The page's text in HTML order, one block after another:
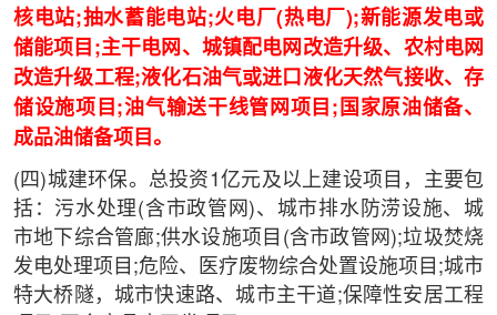
核电站;抽水蓄能电站;火电厂(热电厂);新能源发电或
储能项目;主干电网、城镇配电网改造升级、农村电网
改造升级工程;液化石油气或进口液化天然气接收、存
储设施项目;油气输送干线管网项目;国家原油储备、
成品油储备项目。
(四)城建环保。总投资1亿元及以上建设项目，主要包
括：污水处理(含市政管网)、城市排水防涝设施、城
市地下综合管廊;供水设施项目(含市政管网);垃圾焚烧
发电处理项目;危险、医疗废物综合处置设施项目;城市
特大桥隧，城市快速路、城市主干道;保障性安居工程